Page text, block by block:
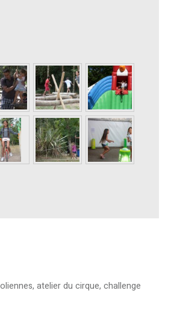
atelier du cirque, challenge